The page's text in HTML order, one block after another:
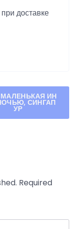
доставке
МАЛЕНЬКАЯ ИН
СИНГАП
УР
Required